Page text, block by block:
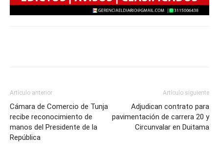
Artículo anterior
Cámara de Comercio de Tunja
recibe reconocimiento de
manos del Presidente de la
República
Artículo siguiente
Adjudican contrato para
pavimentación de carrera 20 y
Circunvalar en Duitama